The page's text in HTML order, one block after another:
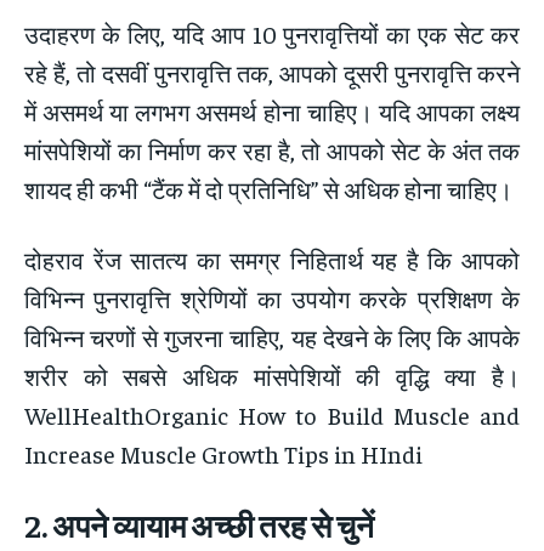
उदाहरण के लिए, यदि आप 10 पुनरावृत्तियों का एक सेट कर
रहे हैं, तो दसवीं पुनरावृत्ति तक, आपको दूसरी पुनरावृत्ति करने
में असमर्थ या लगभग असमर्थ होना चाहिए। यदि आपका लक्ष्य
मांसपेशियों का निर्माण कर रहा है, तो आपको सेट के अंत तक
शायद ही कभी “टैंक में दो प्रतिनिधि” से अधिक होना चाहिए।
दोहराव रेंज सातत्य का समग्र निहितार्थ यह है कि आपको
विभिन्न पुनरावृत्ति श्रेणियों का उपयोग करके प्रशिक्षण के
विभिन्न चरणों से गुजरना चाहिए, यह देखने के लिए कि आपके
शरीर को सबसे अधिक मांसपेशियों की वृद्धि क्या है।
WellHealthOrganic How to Build Muscle and
Increase Muscle Growth Tips in HIndi
2.अपने व्यायाम अच्छी तरह से चुनें